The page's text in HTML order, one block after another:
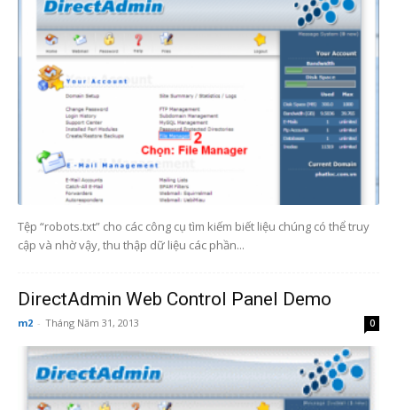
Tệp “robots.txt” cho các công cụ tìm kiếm biết liệu chúng có thể truy
cập và nhờ vậy, thu thập dữ liệu các phần...
DirectAdmin Web Control Panel Demo
m2 - Tháng Năm 31, 2013 0